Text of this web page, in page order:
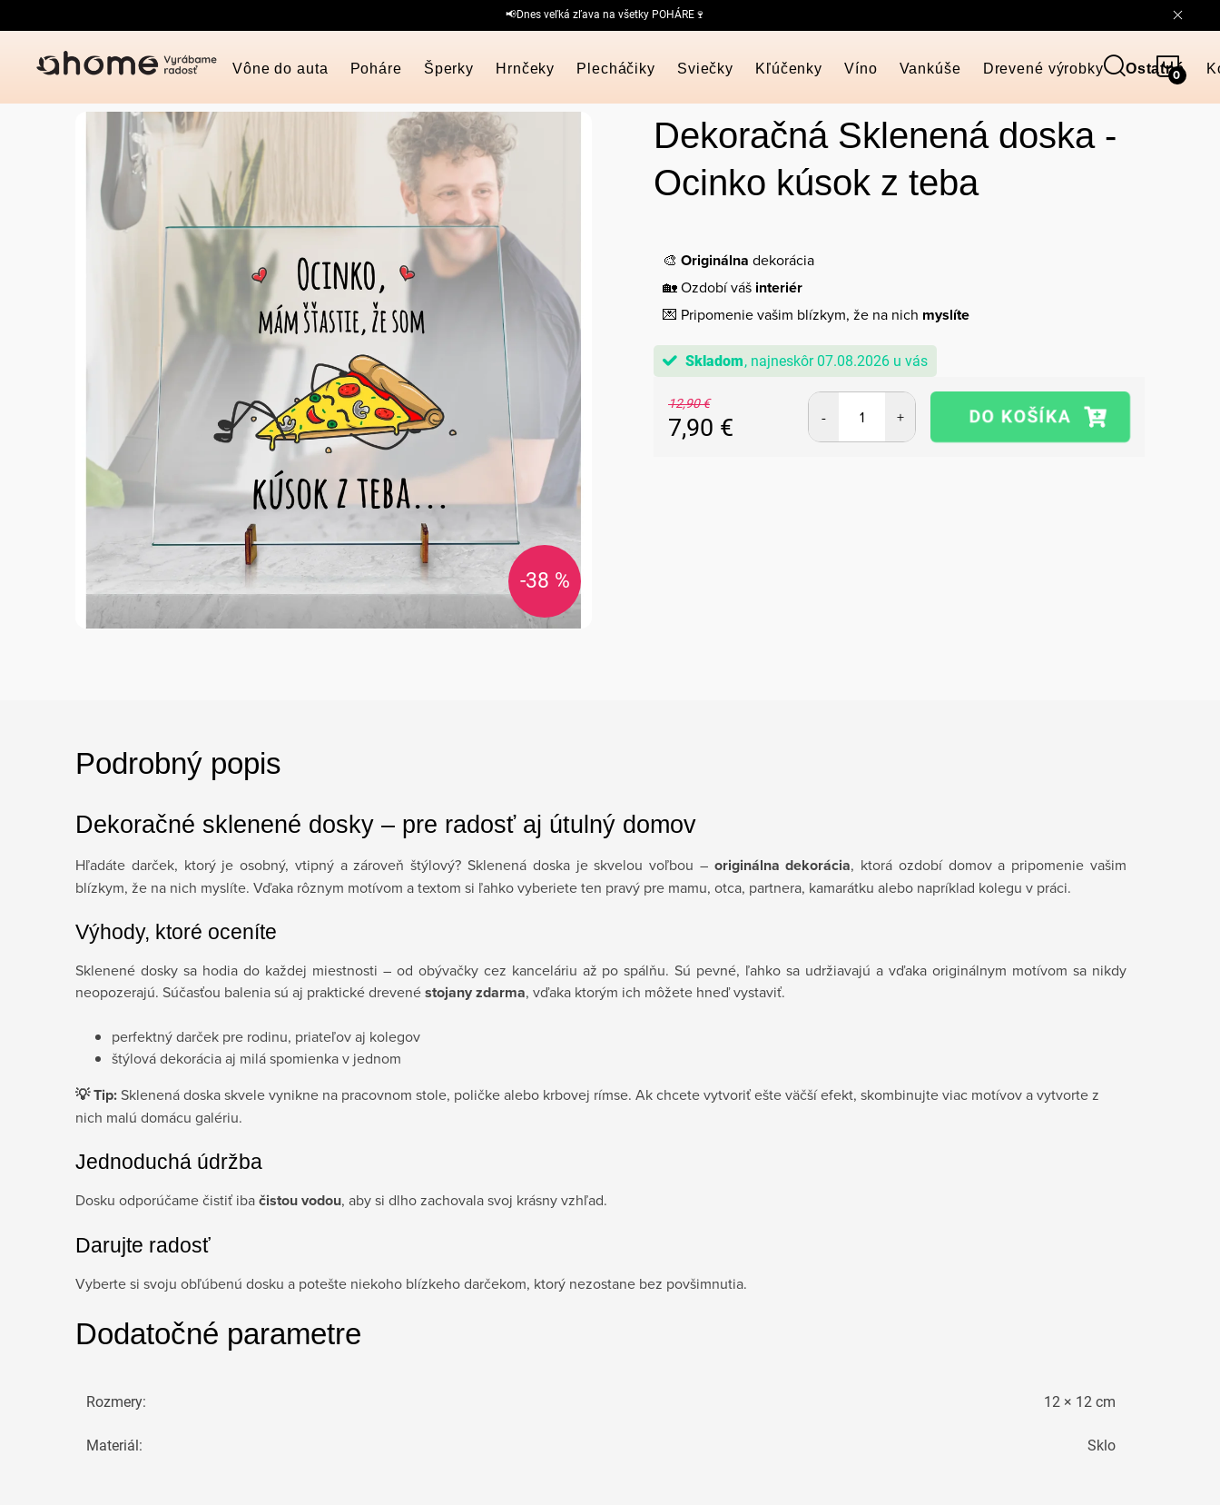
na
📢Dnes veľká zľava na všetky POHÁRE🍷
Vône do auta Poháre Šperky Hrnčeky Plecháčiky Sviečky Kľúčenky Víno Vankúše Drevené výrobky Ostatné
-38 %
Dekoračná Sklenená doska -
Ocinko kúsok z teba
🎨 Originálna dekorácia
🏡 Ozdobí váš interiér
💌 Pripomenie vašim blízkym, že na nich myslíte
Skladom 07.08.2026
12,90 €
7,90 €
Podrobný popis
Dekoračné sklenené dosky – pre radosť aj útulný domov
Hľadáte darček, ktorý je osobný, vtipný a zároveň štýlový? Sklenená doska je skvelou voľbou – originálna dekorácia, ktorá ozdobí domov a pripomenie vašim
blízkym, že na nich myslíte. Vďaka rôznym motívom a textom si ľahko vyberiete ten pravý pre mamu, otca, partnera, kamarátku alebo napríklad kolegu v práci.
Výhody, ktoré oceníte
Sklenené dosky sa hodia do každej miestnosti – od obývačky cez kanceláriu až po spálňu. Sú pevné, ľahko sa udržiavajú a vďaka originálnym motívom sa nikdy
neopozerajú. Súčasťou balenia sú aj praktické drevenéstojany zdarma, vďaka ktorým ich môžete hneď vystaviť.
perfektný darček pre rodinu, priateľov aj kolegov
štýlová dekorácia aj milá spomienka v jednom
💡 Tip:Sklenená doska skvele vynikne na pracovnom stole, poličke alebo krbovej rímse. Ak chcete vytvoriť ešte väčší efekt, skombinujte viac motívov a vytvorte z
nich malú domácu galériu.
Jednoduchá údržba
Dosku odporúčame čistiť ibačistou vodou, aby si dlho zachovala svoj krásny vzhľad.
Darujte radosť
Vyberte si svoju obľúbenú dosku a potešte niekoho blízkeho darčekom, ktorý nezostane bez povšimnutia.
Dodatočné parametre
Rozmery: 12 × 12 cm
Materiál: Sklo